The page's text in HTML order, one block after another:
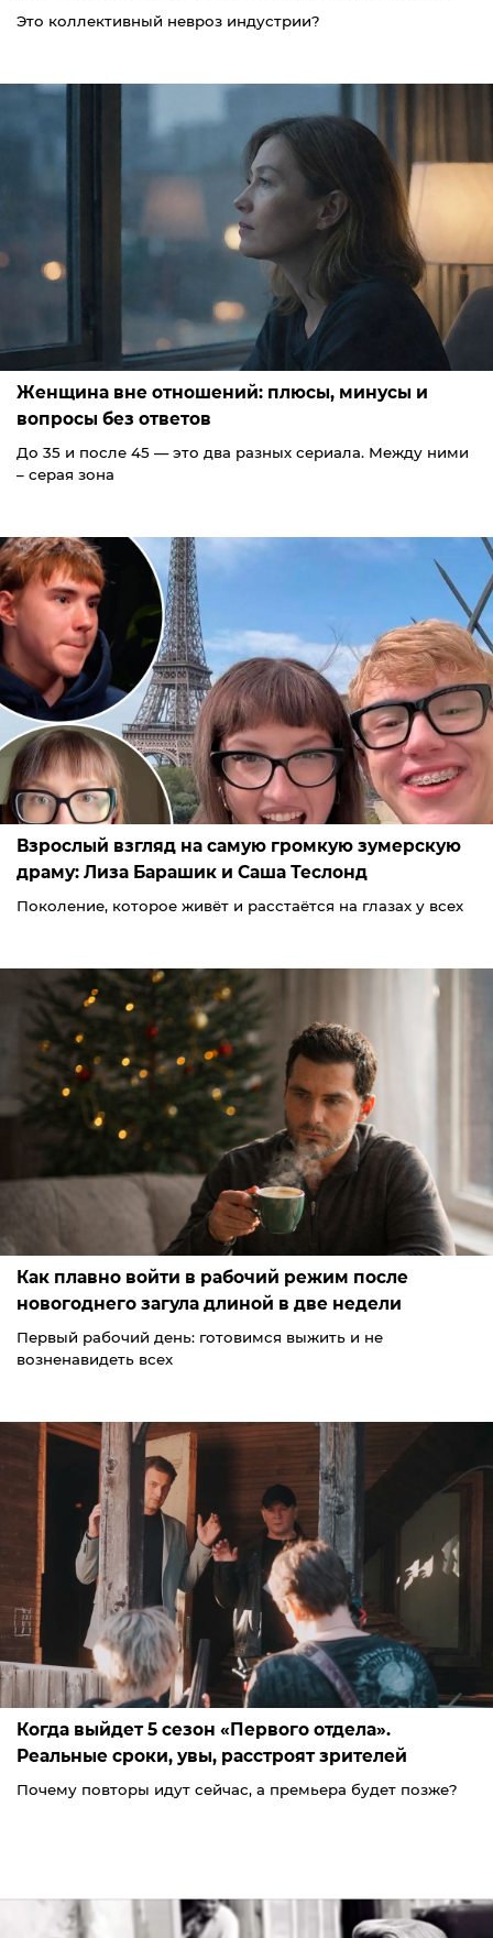
Это коллективный невроз индустрии?
Женщина вне отношений: плюсы, минусы и
вопросы без ответов
До 35 и после 45 — это два разных сериала. Между ними
– серая зона
Взрослый взгляд на самую громкую зумерскую
драму: Лиза Барашик и Саша Теслонд
Поколение, которое живёт и расстаётся на глазах у всех
Как плавно войти в рабочий режим после
новогоднего загула длиной в две недели
Первый рабочий день: готовимся выжить и не
возненавидеть всех
Когда выйдет 5 сезон «Первого отдела».
Реальные сроки, увы, расстроят зрителей
Почему повторы идут сейчас, а премьера будет позже?